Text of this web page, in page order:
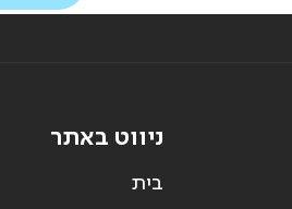
ניווט באתר
בית